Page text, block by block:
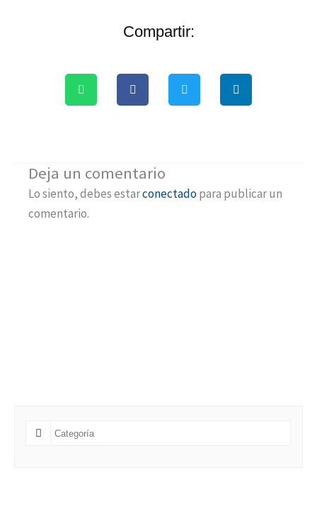
Compartir:
Deja un comentario
Lo siento, debes estarconectadopara publicar un
comentario.